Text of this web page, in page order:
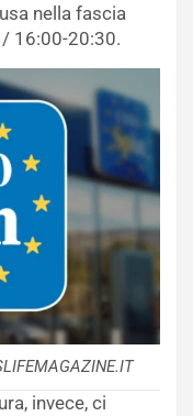
nella fascia
16:00-20:30.
invece, ci